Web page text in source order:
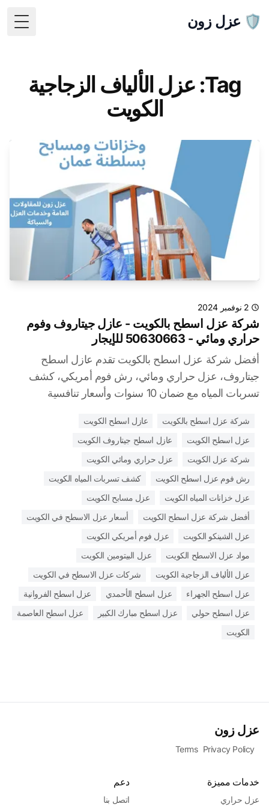
🛡️ عزل زون
Tag: عزل الألياف الزجاجية
الكويت
2 نوفمبر 2024
شركة عزل اسطح بالكويت - عازل جيتاروف وفوم
حراري ومائي - 50630663 للإيجار
أفضل شركة عزل اسطح بالكويت تقدم عازل اسطح
جيتاروف، عزل حراري ومائي، رش فوم أمريكي، كشف
تسربات المياه مع ضمان 10 سنوات وأسعار تنافسية
شركة عزل اسطح بالكويت
عازل اسطح الكويت
عزل اسطح الكويت
عازل اسطح جيتاروف الكويت
شركة عزل الكويت
عزل حراري ومائي الكويت
رش فوم عزل اسطح الكويت
كشف تسربات المياه الكويت
عزل خزانات المياه الكويت
عزل مسابح الكويت
أفضل شركة عزل اسطح الكويت
أسعار عزل الاسطح في الكويت
عزل الشينكو الكويت
عزل فوم أمريكي الكويت
مواد عزل الاسطح الكويت
عزل البيتومين الكويت
عزل الألياف الزجاجية الكويت
شركات عزل الاسطح في الكويت
عزل اسطح الجهراء
عزل اسطح الأحمدي
عزل اسطح الفروانية
عزل اسطح حولي
عزل اسطح مبارك الكبير
عزل اسطح العاصمة
الكويت
عزل زون
Terms Privacy Policy
خدمات مميزة
عزل حراري
دعم
اتصل بنا